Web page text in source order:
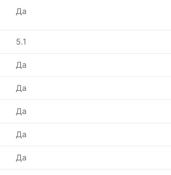
Да
5.1
Да
Да
Да
Да
Да